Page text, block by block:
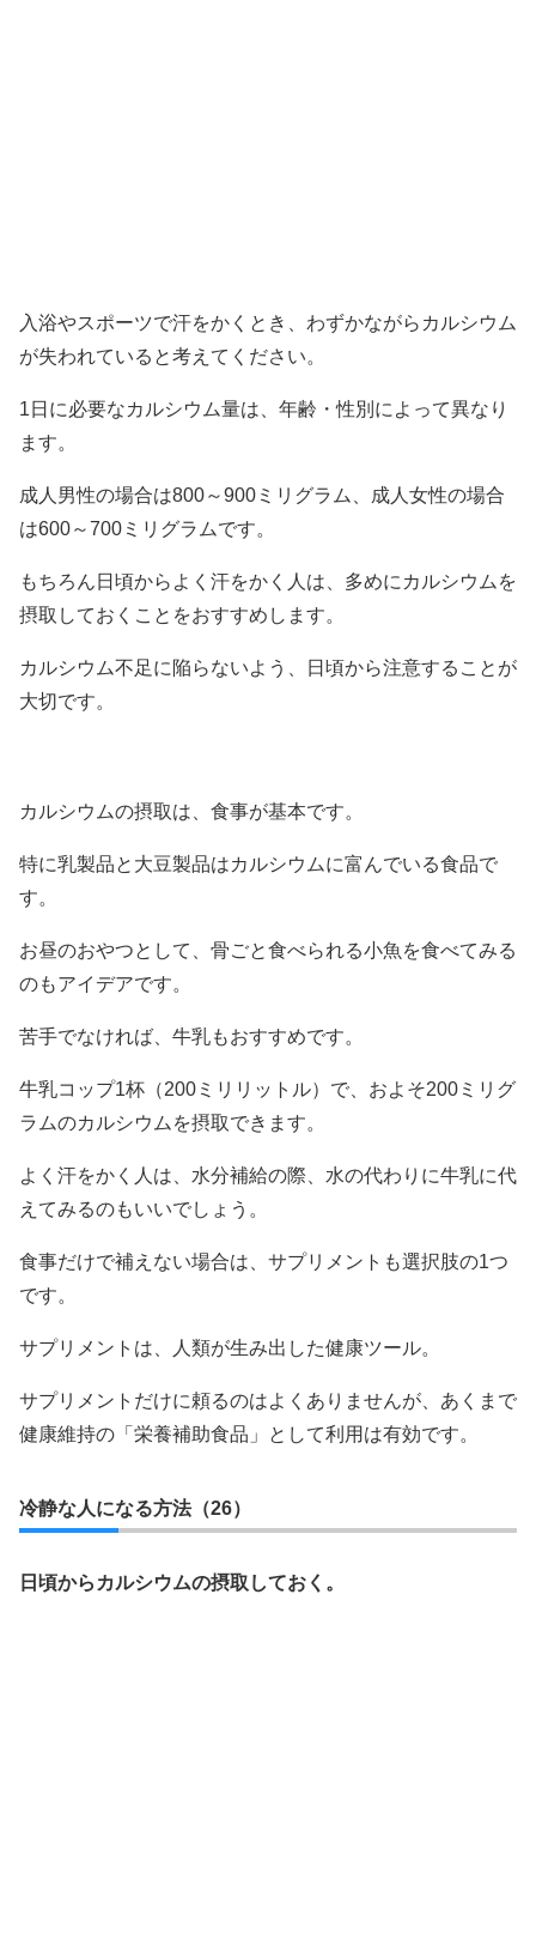
入浴やスポーツで汗をかくとき、わずかながらカルシウム
が失われていると考えてください。
1日に必要なカルシウム量は、年齢・性別によって異なり
ます。
成人男性の場合は800～900ミリグラム、成人女性の場合
は600～700ミリグラムです。
もちろん日頃からよく汗をかく人は、多めにカルシウムを
摂取しておくことをおすすめします。
カルシウム不足に陥らないよう、日頃から注意することが
大切です。
カルシウムの摂取は、食事が基本です。
特に乳製品と大豆製品はカルシウムに富んでいる食品で
す。
お昼のおやつとして、骨ごと食べられる小魚を食べてみる
のもアイデアです。
苦手でなければ、牛乳もおすすめです。
牛乳コップ1杯（200ミリリットル）で、およそ200ミリグ
ラムのカルシウムを摂取できます。
よく汗をかく人は、水分補給の際、水の代わりに牛乳に代
えてみるのもいいでしょう。
食事だけで補えない場合は、サプリメントも選択肢の1つ
です。
サプリメントは、人類が生み出した健康ツール。
サプリメントだけに頼るのはよくありませんが、あくまで
健康維持の「栄養補助食品」として利用は有効です。
冷静な人になる方法（26）
日頃からカルシウムの摂取しておく。